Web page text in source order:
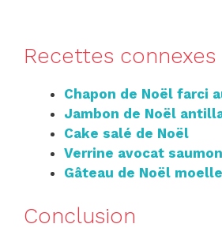
Recettes connexes
Chapon de Noël farci
Jambon de Noël
Cake salé de Noël
Verrine avocat
Gâteau de Noël
Conclusion